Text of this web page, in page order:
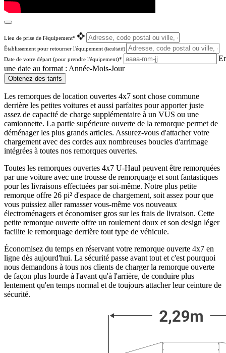
Lieu de prise de l'équipement*
Établissement pour retourner l'équipement (facultatif)
Date de votre départ (pour prendre l'équipement)*
une date au format : Année-Mois-Jour
Obtenez des tarifs
Les remorques de location ouvertes 4x7 sont chose commune
derrière les petites voitures et aussi parfaites pour apporter juste
assez de capacité de charge supplémentaire à un VUS ou une
camionnette. La partie supérieure ouverte de la remorque permet de
déménager les plus grands articles. Assurez-vous d'attacher votre
chargement avec des cordes aux nombreuses boucles d'arrimage
intégrées à toutes nos remorques ouvertes.
Toutes les remorques ouvertes 4x7 U-Haul peuvent être remorquées
par une voiture avec une trousse de remorquage et sont fantastiques
pour les livraisons effectuées par soi-même. Notre plus petite
remorque offre 26 pi² d'espace de chargement, soit assez pour que
vous puissiez aller ramasser vous-même vos nouveaux
électroménagers et économiser gros sur les frais de livraison. Cette
petite remorque ouverte offre un roulement doux et son design léger
facilite le remorquage derrière tout type de véhicule.
Économisez du temps en réservant votre remorque ouverte 4x7 en
ligne dès aujourd'hui. La sécurité passe avant tout et c'est pourquoi
nous demandons à tous nos clients de charger la remorque ouverte
de façon plus lourde à l'avant qu'à l'arrière, de conduire plus
lentement qu'en temps normal et de toujours attacher leur ceinture de
sécurité.